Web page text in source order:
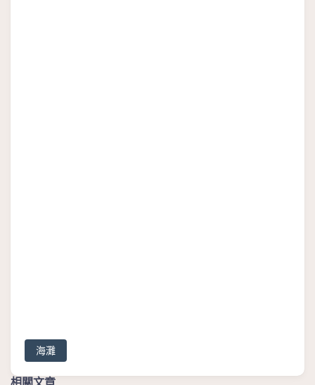
海灘
相關文章